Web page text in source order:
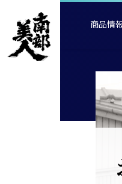
商品情